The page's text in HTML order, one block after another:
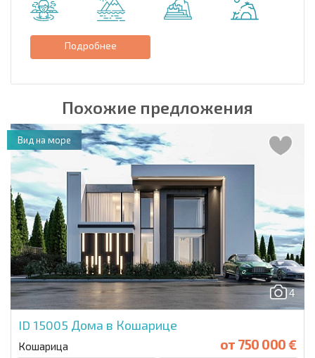
Подробнее
Похожие предложения
4
ID 15005 Дома в Кошарице
Кошарица от 750 000 €
Вид на море